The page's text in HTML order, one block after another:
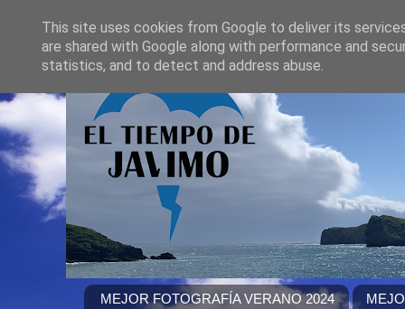
MEJOR FOTOGRAFÍA VERANO 2024
This site uses cookies from Google to deliver its
are shared with Google along with performance and
statistics, and to detect and address abuse.